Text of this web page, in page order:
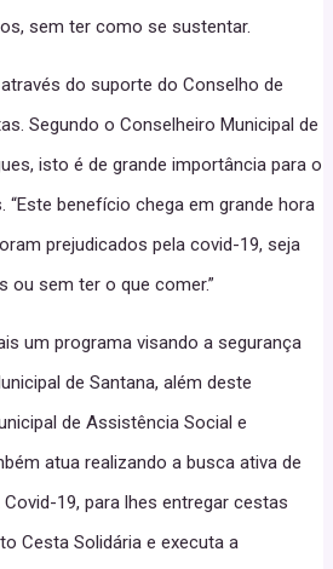
sem ter como se sustentar.
do suporte do Conselho de
Segundo o Conselheiro Municipal de
isto é de grande importância para o
benefício chega em grande hora
prejudicados pela covid-19, seja
ou sem ter o que comer.”
um programa visando a segurança
de Santana, além deste
de Assistência Social e
atua realizando a busca ativa de
19, para lhes entregar cestas
Cesta Solidária e executa a